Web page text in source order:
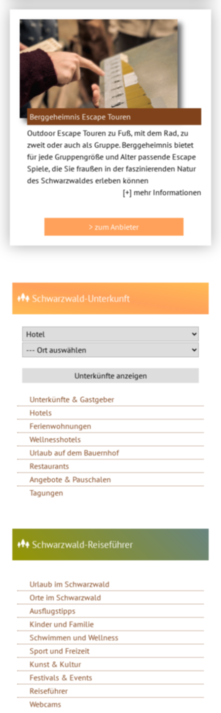
Berggeheimnis Escape Touren
Outdoor Escape Touren zu Fuß, mit dem Rad, zu
zweit oder auch als Gruppe. Berggeheimnis bietet
für jede Gruppengröße und Alter passende Escape
Spiele, die Sie fraußen in der faszinierenden Natur
des Schwarzwaldes erleben können
[+] mehr Informationen
> zum Anbieter
Schwarzwald-Unterkunft
Unterkünfte & Gastgeber
Hotels
Ferienwohnungen
Wellnesshotels
Urlaub auf dem Bauernhof
Restaurants
Angebote & Pauschalen
Tagungen
Schwarzwald-Reiseführer
Urlaub im Schwarzwald
Orte im Schwarzwald
Ausflugstipps
Kinder und Familie
Schwimmen und Wellness
Sport und Freizeit
Kunst & Kultur
Festivals & Events
Reiseführer
Webcams